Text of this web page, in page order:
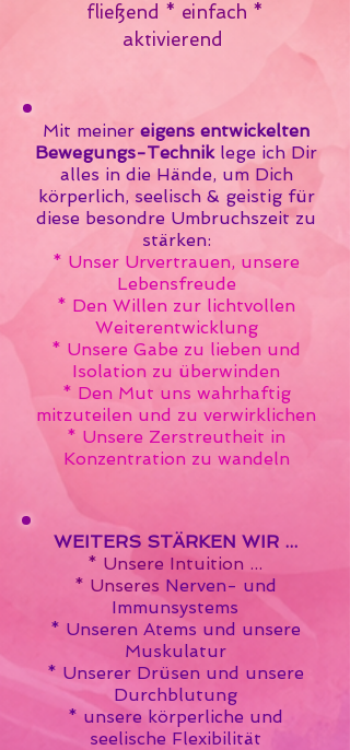
fließend * einfach *
aktivierend
Mit meiner eigens entwickelten
Bewegungs-Technik lege ich Dir
alles in die Hände, um Dich
körperlich, seelisch & geistig für
diese besondre Umbruchszeit zu
stärken:
* Unser Urvertrauen, unsere
Lebensfreude
* Den Willen zur lichtvollen
Weiterentwicklung
* Unsere Gabe zu lieben und
Isolation zu überwinden
* Den Mut uns wahrhaftig
mitzuteilen und zu verwirklichen
* Unsere Zerstreutheit in
Konzentration zu wandeln
WEITERS STÄRKEN WIR ...
* Unsere Intuition ...
* Unseres Nerven- und
Immunsystems
* Unseren Atems und unsere
Muskulatur
* Unserer Drüsen und unsere
Durchblutung
* unsere körperliche und
seelische Flexibilität